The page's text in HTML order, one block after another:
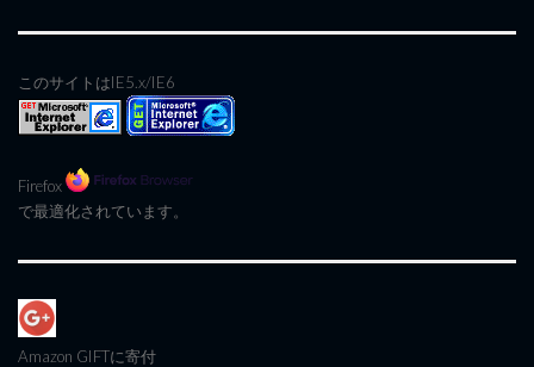
このサイトはIE5.x/IE6
Firefox
で最適化されています。
Amazon GIFTに寄付